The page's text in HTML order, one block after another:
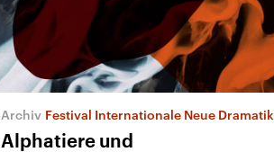
Festival Internationale Neue Dramatik
Alphatiere und